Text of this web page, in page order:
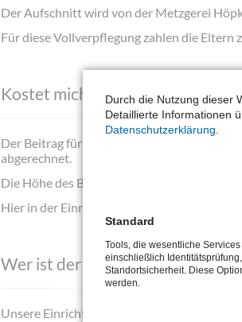
Der Aufschnitt wird von der Metzgerei
Für diese Vollverpflegung zahlen die Eltern
Kostet mich/uns die Betreuung
Der Beitrag für die Betreuung im
abgerechnet.
Die Höhe des Beitrags richtet sich nach der
Hier in der Einrichtung bezahlen Sie –
Wer ist der Träger der
Unsere Einrichtungen werden von einem
Durch die Nutzung dieser
Detaillierte Informationen
Datenschutzerklärung
Standard
Tools, die wesentliche
einschließlich
Standortsicherheit. Diese
werden.